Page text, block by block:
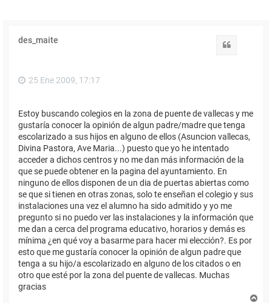
des_maite
25 Ene 2009, 17:17
Estoy buscando colegios en la zona de puente de vallecas y me
gustaría conocer la opinión de algun padre/madre que tenga
escolarizado a sus hijos en alguno de ellos (Asuncion vallecas,
Divina Pastora, Ave Maria...) puesto que yo he intentado
acceder a dichos centros y no me dan más información de la
que se puede obtener en la pagina del ayuntamiento. En
ninguno de ellos disponen de un dia de puertas abiertas como
se que si tienen en otras zonas, solo te enseñan el colegio y sus
instalaciones una vez el alumno ha sido admitido y yo me
pregunto si no puedo ver las instalaciones y la información que
me dan a cerca del programa educativo, horarios y demás es
mínima ¿en qué voy a basarme para hacer mi elección?. Es por
esto que me gustaría conocer la opinión de algun padre que
tenga a su hijo/a escolarizado en alguno de los citados o en
otro que esté por la zona del puente de vallecas. Muchas
gracias